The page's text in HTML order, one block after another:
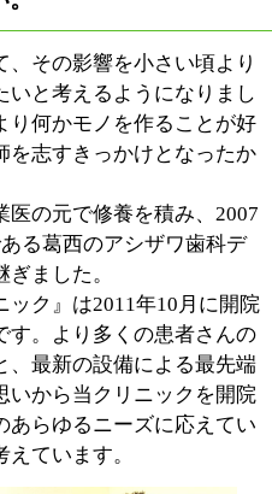
』のコンセ
長く保つこと
科クリニック』
、その全ての方
かない治療を
を用いた歯周病
期段階の虫歯治
な治療法で
た麻酔処置
の笑気麻酔など
痛診療と呼ばれ
患者さんも多
だくために、